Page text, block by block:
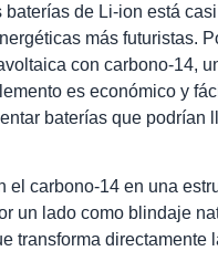
de Li-ion está
más futuristas.
con carbono-14,
es económico y
baterías que podrían
carbono-14 en una
un lado como blindaje
transforma directamente